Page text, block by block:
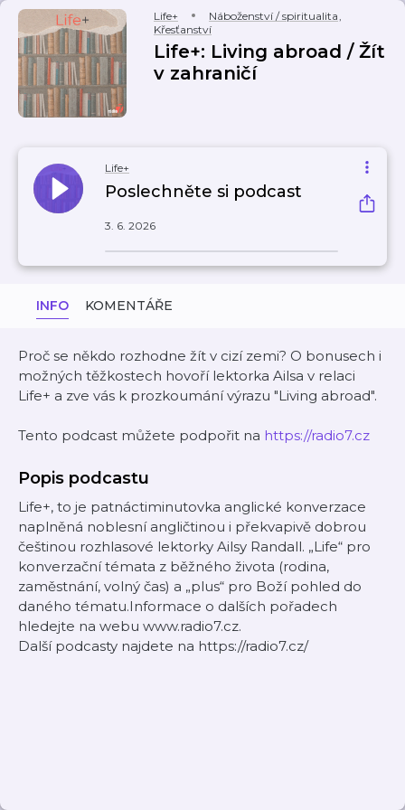
Life+ Náboženství / spiritualita,
Křesťanství
Life+: Living abroad / Žít
v zahraničí
Life+
Poslechněte si podcast
3. 6. 2026
INFO KOMENTÁŘE
Proč se někdo rozhodne žít v cizí zemi? O bonusech i
možných těžkostech hovoří lektorka Ailsa v relaci
Life+ a zve vás k prozkoumání výrazu "Living abroad".
Tento podcast můžete podpořit na https://radio7.cz
Popis podcastu
Life+, to je patnáctiminutovka anglické konverzace
naplněná noblesní angličtinou i překvapivě dobrou
češtinou rozhlasové lektorky Ailsy Randall. „Life“ pro
konverzační témata z běžného života (rodina,
zaměstnání, volný čas) a „plus“ pro Boží pohled do
daného tématu.Informace o dalších pořadech
hledejte na webu www.radio7.cz.
Další podcasty najdete na https://radio7.cz/